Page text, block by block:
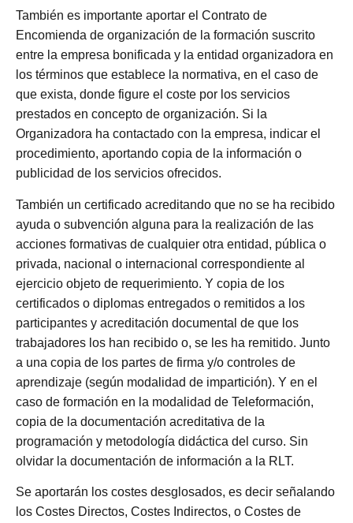
También es importante aportar el Contrato de
Encomienda de organización de la formación suscrito
entre la empresa bonificada y la entidad organizadora en
los términos que establece la normativa, en el caso de
que exista, donde figure el coste por los servicios
prestados en concepto de organización. Si la
Organizadora ha contactado con la empresa, indicar el
procedimiento, aportando copia de la información o
publicidad de los servicios ofrecidos.
También un certificado acreditando que no se ha recibido
ayuda o subvención alguna para la realización de las
acciones formativas de cualquier otra entidad, pública o
privada, nacional o internacional correspondiente al
ejercicio objeto de requerimiento. Y copia de los
certificados o diplomas entregados o remitidos a los
participantes y acreditación documental de que los
trabajadores los han recibido o, se les ha remitido. Junto
a una copia de los partes de firma y/o controles de
aprendizaje (según modalidad de impartición). Y en el
caso de formación en la modalidad de Teleformación,
copia de la documentación acreditativa de la
programación y metodología didáctica del curso. Sin
olvidar la documentación de información a la RLT.
Se aportarán los costes desglosados, es decir señalando
los Costes Directos, Costes Indirectos, o Costes de